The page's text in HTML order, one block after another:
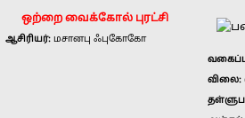
ஒற்றை வைக்கோல் புரட்சி
ஆசிரியர்: மசானபு ஃபுகோகோ
விலை: